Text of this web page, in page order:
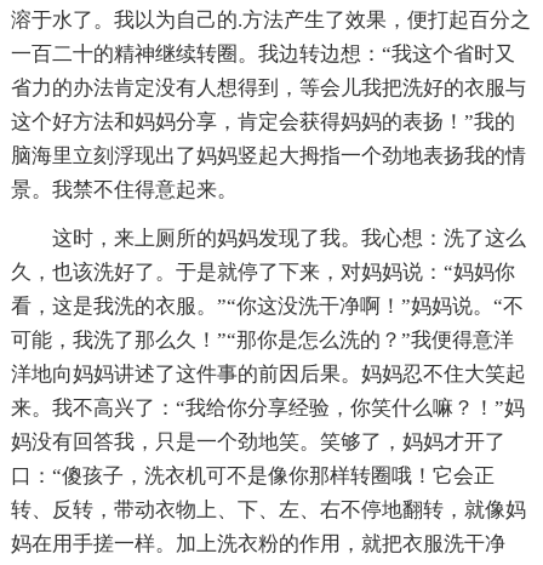
溶于水了。我以为自己的.方法产生了效果，便打起百分之
一百二十的精神继续转圈。我边转边想：“我这个省时又
省力的办法肯定没有人想得到，等会儿我把洗好的衣服与
这个好方法和妈妈分享，肯定会获得妈妈的表扬！”我的
脑海里立刻浮现出了妈妈竖起大拇指一个劲地表扬我的情
景。我禁不住得意起来。
这时，来上厕所的妈妈发现了我。我心想：洗了这么
久，也该洗好了。于是就停了下来，对妈妈说：“妈妈你
看，这是我洗的衣服。”“你这没洗干净啊！”妈妈说。“不
可能，我洗了那么久！”“那你是怎么洗的？”我便得意洋
洋地向妈妈讲述了这件事的前因后果。妈妈忍不住大笑起
来。我不高兴了：“我给你分享经验，你笑什么嘛？！”妈
妈没有回答我，只是一个劲地笑。笑够了，妈妈才开了
口：“傻孩子，洗衣机可不是像你那样转圈哦！它会正
转、反转，带动衣物上、下、左、右不停地翻转，就像妈
妈在用手搓一样。加上洗衣粉的作用，就把衣服洗干净